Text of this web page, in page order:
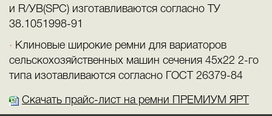
и R/УB(SPC) изготавливаются согласно ТУ
38.1051998-91
Клиновые широкие ремни для вариаторов
сельскохозяйственных машин сечения 45х22 2-го
типа изотавливаются согласно ГОСТ 26379-84
Скачать прайс-лист на ремни ПРЕМИУМ ЯРТ